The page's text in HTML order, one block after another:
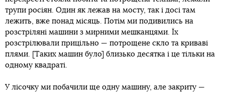
трупи росіян. Один як лежав на мосту, так і досі там
лежить, вже понад місяць. Потім ми подивились на
розстріляні машини з мирними мешканцями. Їх
розстрілювали прицільно — потрощене скло та криваві
плями. [Таких машин було] близько десятка і це тільки на
одному квадраті.
У лісочку ми побачили ще одну машину, але закриту —